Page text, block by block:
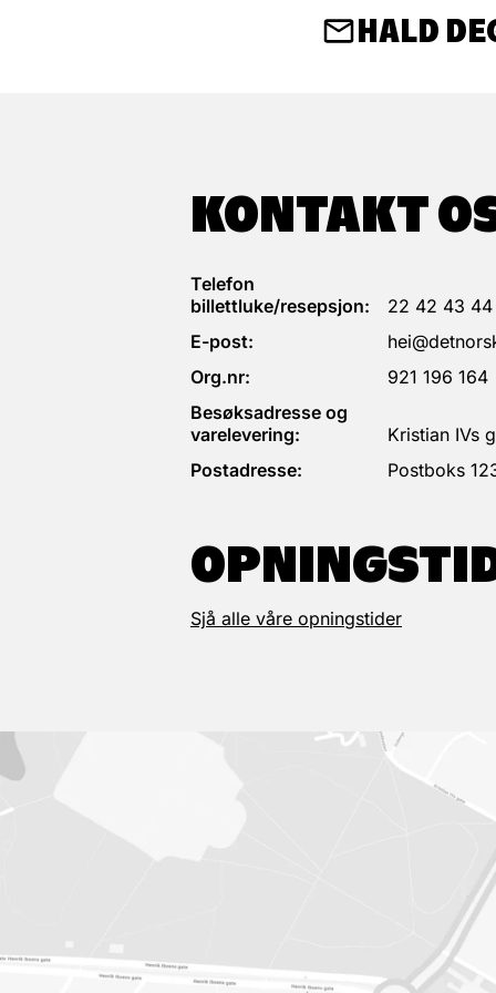
HALD
KONTAKT
Telefon
billettluke/resepsjon:
22 42 43 44
E-post:
Org.nr:
921 196 164
Besøksadresse og
varelevering:
Kristian IVs
Postadresse:
Postboks
Sjå alle våre opningstider